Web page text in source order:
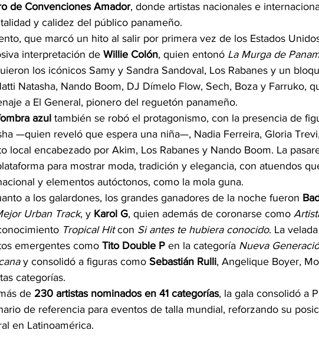
de Convenciones Amador, donde artistas nacionales e
y calidez del público panameño.
que marcó un hito al salir por primera vez de los Estados
interpretación de Willie Colón, quien entonó La Murga de
los icónicos Samy y Sandra Sandoval, Los Rabanes y un
Natasha, Nando Boom, DJ Dímelo Flow, Sech, Boza y Farruko,
a El General, pionero del reguetón panameño.
azul también se robó el protagonismo, con la presencia de
—quien reveló que espera una niña—, Nadia Ferreira, Gloria
local encabezado por Akim, Los Rabanes y Nando Boom. La
para mostrar moda, tradición y elegancia, con atuendos
y elementos autóctonos, como la mola guna.
a los galardones, los grandes ganadores de la noche fueron
Urban Track, y Karol G, quien además de coronarse como
Tropical Hit con Si antes te hubiera conocido. La
emergentes como Tito Double P en la categoría Nueva
y consolidó a figuras como Sebastián Rulli, Angelique Boyer,
categorías.
de 230 artistas nominados en 41 categorías, la gala consolidó a
de referencia para eventos de talla mundial, reforzando su
en Latinoamérica.